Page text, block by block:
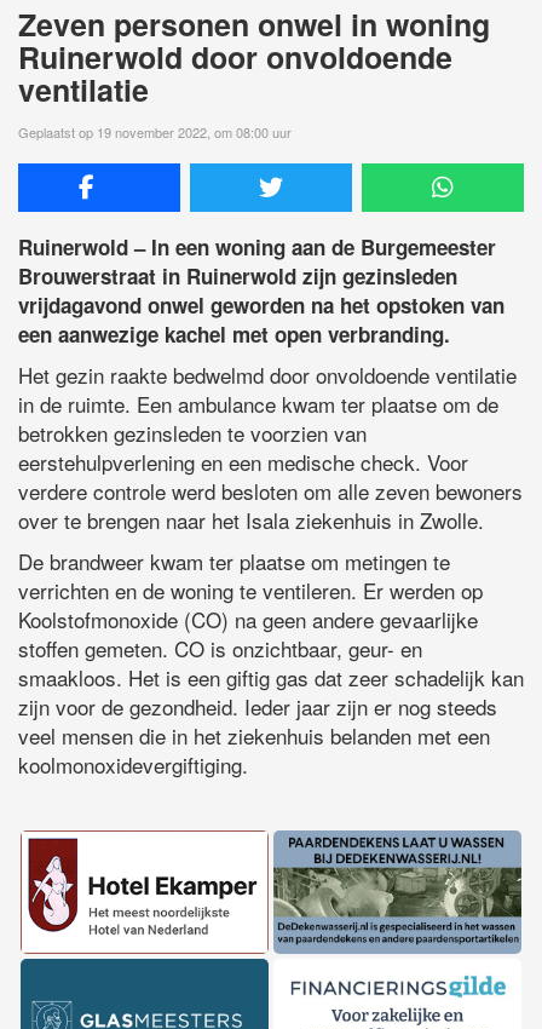
Zeven personen onwel in woning
Ruinerwold door onvoldoende
ventilatie
Geplaatst op 19 november 2022, om 08:00 uur
Ruinerwold – In een woning aan de Burgemeester
Brouwerstraat in Ruinerwold zijn gezinsleden
vrijdagavond onwel geworden na het opstoken van
een aanwezige kachel met open verbranding.
Het gezin raakte bedwelmd door onvoldoende ventilatie
in de ruimte. Een ambulance kwam ter plaatse om de
betrokken gezinsleden te voorzien van
eerstehulpverlening en een medische check. Voor
verdere controle werd besloten om alle zeven bewoners
over te brengen naar het Isala ziekenhuis in Zwolle.
De brandweer kwam ter plaatse om metingen te
verrichten en de woning te ventileren. Er werden op
Koolstofmonoxide (CO) na geen andere gevaarlijke
stoffen gemeten. CO is onzichtbaar, geur- en
smaakloos. Het is een giftig gas dat zeer schadelijk kan
zijn voor de gezondheid. Ieder jaar zijn er nog steeds
veel mensen die in het ziekenhuis belanden met een
koolmonoxidevergiftiging.